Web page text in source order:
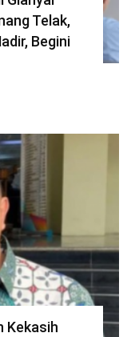
Telak,
Begini
Kekasih